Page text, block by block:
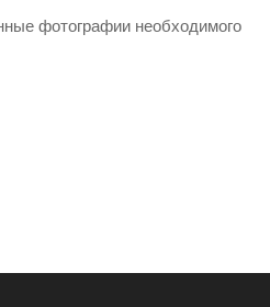
фотографии необходимого